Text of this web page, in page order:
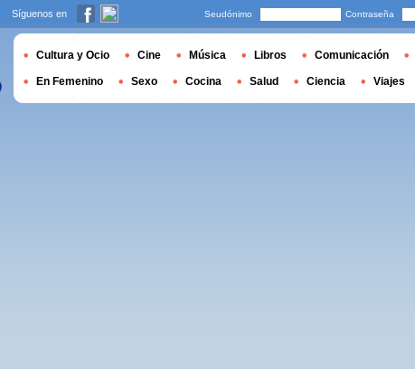
Síguenos en Seudónimo Contraseña
Cultura y Ocio Cine Música Libros Comunicación
En Femenino Sexo Cocina Salud Ciencia Viajes